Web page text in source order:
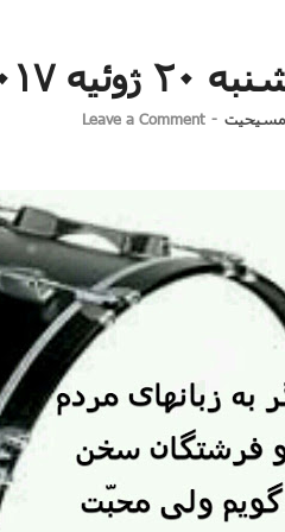
۲۹ تیر ۱۳۹۶
مسیحیت -
Leave a Comment